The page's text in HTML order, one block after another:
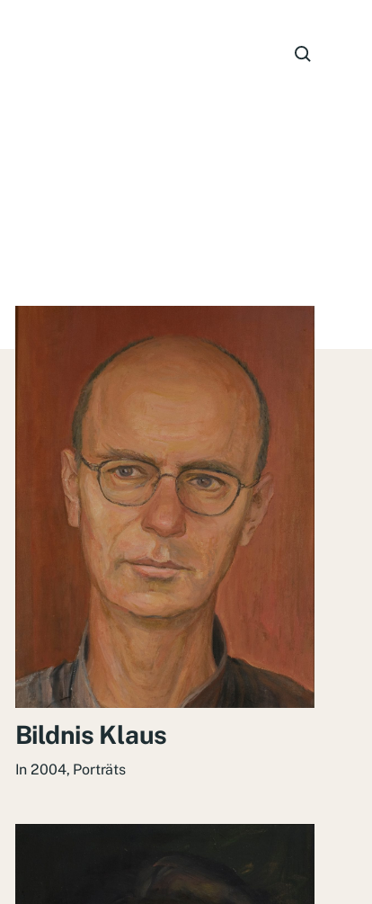
Bildnis Klaus
In2004, Porträts